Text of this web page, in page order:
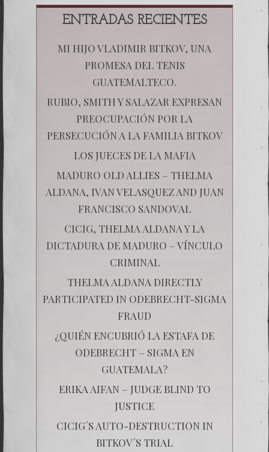
ENTRADAS RECIENTES
MI HIJO VLADIMIR BITKOV, UNA
PROMESA DEL TENIS
GUATEMALTECO.
RUBIO, SMITH Y SALAZAR EXPRESAN
PREOCUPACIÓN POR LA
PERSECUCIÓN A LA FAMILIA BITKOV
LOS JUECES DE LA MAFIA
MADURO OLD ALLIES – THELMA
ALDANA, IVAN VELASQUEZ AND JUAN
FRANCISCO SANDOVAL
CICIG, THELMA ALDANA Y LA
DICTADURA DE MADURO – VÍNCULO
CRIMINAL
THELMA ALDANA DIRECTLY
PARTICIPATED IN ODEBRECHT-SIGMA
FRAUD
¿QUIÉN ENCUBRIÓ LA ESTAFA DE
ODEBRECHT – SIGMA EN
GUATEMALA?
ERIKA AIFAN – JUDGE BLIND TO
JUSTICE
CICIG´S AUTO-DESTRUCTION IN
BITKOV´S TRIAL